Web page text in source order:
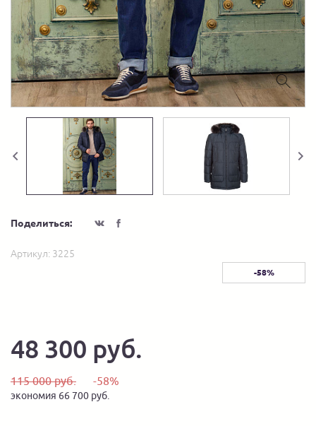
Поделиться:
Артикул: 3225
-58%
48 300 руб.
115 000 руб. -58%
экономия 66 700 руб.